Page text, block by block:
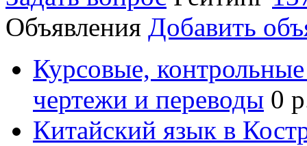
Объявления Добавить
Курсовые,
чертежи и переводы 0
Китайский язык в